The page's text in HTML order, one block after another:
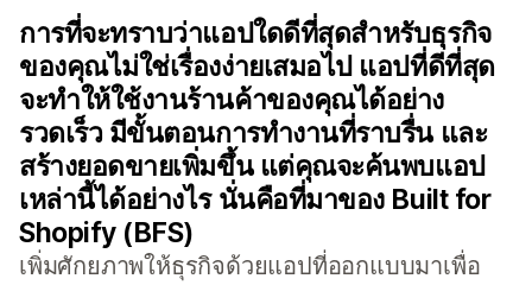
การที่จะทราบว่าแอปใดดีที่สุดสำหรับธุรกิจ
ของคุณไม่ใช่เรื่องง่ายเสมอไป แอปที่ดีที่สุด
จะทำให้ใช้งานร้านค้าของคุณได้อย่าง
รวดเร็ว มีขั้นตอนการทำงานที่ราบรื่น และ
สร้างยอดขายเพิ่มขึ้น แต่คุณจะค้นพบแอป
เหล่านี้ได้อย่างไร นั่นคือที่มาของ Built for
Shopify (BFS)
เพิ่มศักยภาพให้ธุรกิจด้วยแอปที่ออกแบบมาเพื่อ